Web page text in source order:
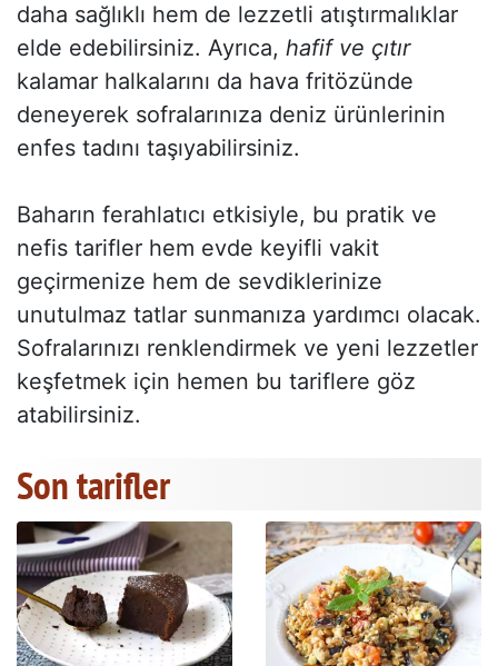
daha sağlıklı hem de lezzetli atıştırmalıklar
elde edebilirsiniz. Ayrıca, hafif ve çıtır
kalamar halkalarını da hava fritözünde
deneyerek sofralarınıza deniz ürünlerinin
enfes tadını taşıyabilirsiniz.
Baharın ferahlatıcı etkisiyle, bu pratik ve
nefis tarifler hem evde keyifli vakit
geçirmenize hem de sevdiklerinize
unutulmaz tatlar sunmanıza yardımcı olacak.
Sofralarınızı renklendirmek ve yeni lezzetler
keşfetmek için hemen bu tariflere göz
atabilirsiniz.
Son tarifler